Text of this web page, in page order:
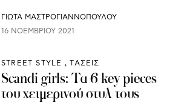
ΓΙΩΤΑ ΜΑΣΤΡΟΓΙΑΝΝΟΠΟΥΛΟΥ
16 ΝΟΕΜΒΡΊΟΥ 2021
STREET STYLE ΤΑΣΕΙΣ
Scandi girls: Τα 6 key pieces
του χειμερινού στυλ τους